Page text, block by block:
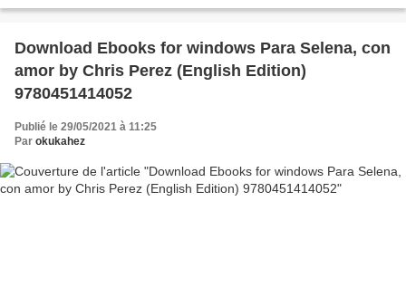
Download Ebooks for windows Para Selena, con
amor by Chris Perez (English Edition)
9780451414052
Publié le 29/05/2021 à 11:25
Par okukahez